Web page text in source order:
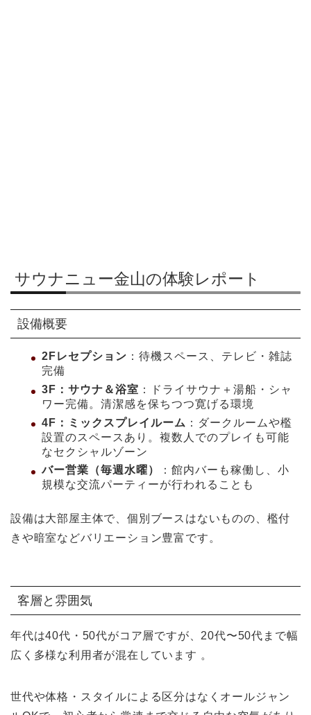
サウナニュー金山の体験レポート
設備概要
2Fレセプション ：待機スペース、テレビ・雑誌
完備
3F：サウナ＆浴室 ：ドライサウナ＋湯船・シャ
ワー完備。清潔感を保ちつつ寛げる環境
4F：ミックスプレイルーム ：ダークルームや檻
設置のスペースあり。複数人でのプレイも可能
なセクシャルゾーン
バー営業（毎週水曜）
：館内バーも稼働し、小
規模な交流パーティーが行われることも
設備は大部屋主体で、個別ブースはないものの、檻付
きや暗室などバリエーション豊富です。
客層と雰囲気
年代は40代・50代がコア層ですが、20代〜50代まで幅
広く多様な利用者が混在しています 。
世代や体格・スタイルによる区分はなくオールジャン